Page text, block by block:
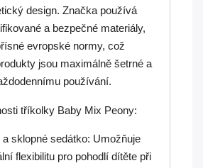
design. Značka používá
a bezpečné materiály,
evropské normy, což
jsou maximálně šetrné a
používání.
tříkolky Baby Mix Peony:
sklopné sedátko: Umožňuje
flexibilitu pro pohodlí dítěte při